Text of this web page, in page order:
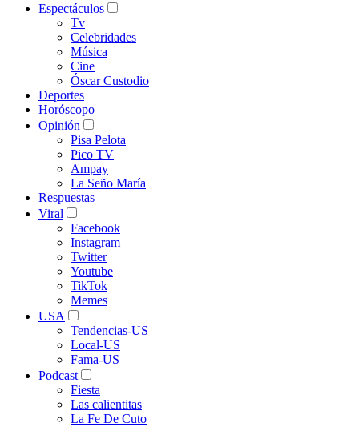
Espectáculos
Tv
Celebridades
Música
Cine
Óscar Custodio
Deportes
Horóscopo
Opinión
Pisa Pelota
Pico TV
Ampay
La Seño María
Respuestas
Viral
Facebook
Instagram
Twitter
Youtube
TikTok
Memes
USA
Tendencias-US
Local-US
Fama-US
Podcast
Fiesta
Las calientitas
La Fe De Cuto